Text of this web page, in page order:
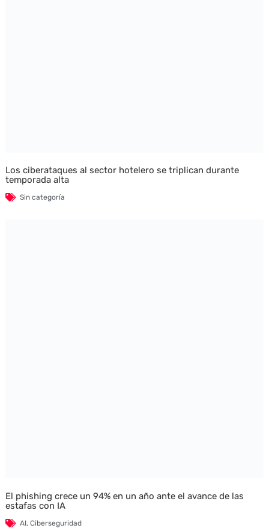
Los ciberataques al sector hotelero se triplican durante
temporada alta
Sin categoría
El phishing crece un 94% en un año ante el avance de las
estafas con IA
AI, Ciberseguridad